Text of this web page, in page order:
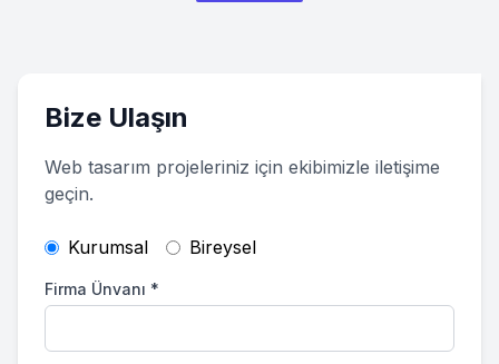
Bize Ulaşın
Web tasarım projeleriniz için ekibimizle iletişime
geçin.
Kurumsal Bireysel
Firma Ünvanı *